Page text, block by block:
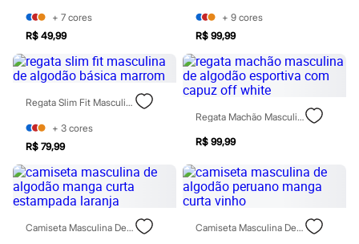
Calças
Casacos e Jaquetas
Moda esportiva
Shorts e Saias
Masculino
Em alta
Dia dos Pais
Inverno
Novidades
Roupas
Bermudas
Camisas
Calças
Camisetas e Regatas
+ 7 cores
R$ 49,99
+ 9 cores
R$ 99,99
Regata Slim Fit Masculina De Algodão Básica Marrom
+ 3 cores
R$ 79,99
Regata Machão Masculina De Algodão Esportiva Com Capuz Off White
R$ 99,99
Camiseta Masculina De Algodão Manga Curta Estampada Laranja Camiseta Masculina De Algodão Peruano Manga Curta Vinho